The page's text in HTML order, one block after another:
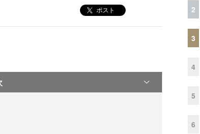
ポスト 2
3
4
5
6